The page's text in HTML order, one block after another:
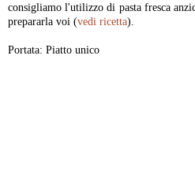
consigliamo l'utilizzo di pasta fresca
prepararla voi (vedi ricetta).
Portata: Piatto unico